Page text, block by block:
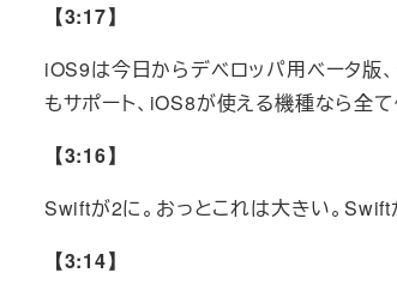
【3:17】
iOS9は今日からデベロッパ用ベータ版
もサポート、iOS8が使える機種なら全て
【3:16】
Swiftが2に。おっとこれは大きい。Swift
【3:14】